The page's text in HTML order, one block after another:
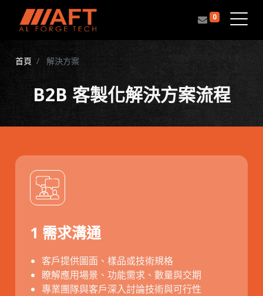
0
首頁 解決方案
B2B 客製化解決方案流程
1 需求溝通
客戶提供圖面、樣品或技術規格
瞭解應用場景、功能需求、數量與交期
專業團隊與客戶深入討論技術與可行性